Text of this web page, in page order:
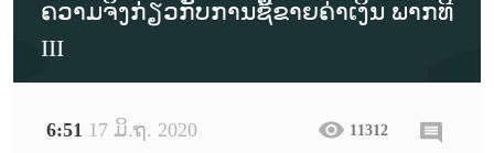
ຄວາມຈິງກ່ຽວກັບການຊື້ຂາຍຄ່າເງິນ ພາກທີ
III
6:51 17 ມິ.ຖ. 2020 11312